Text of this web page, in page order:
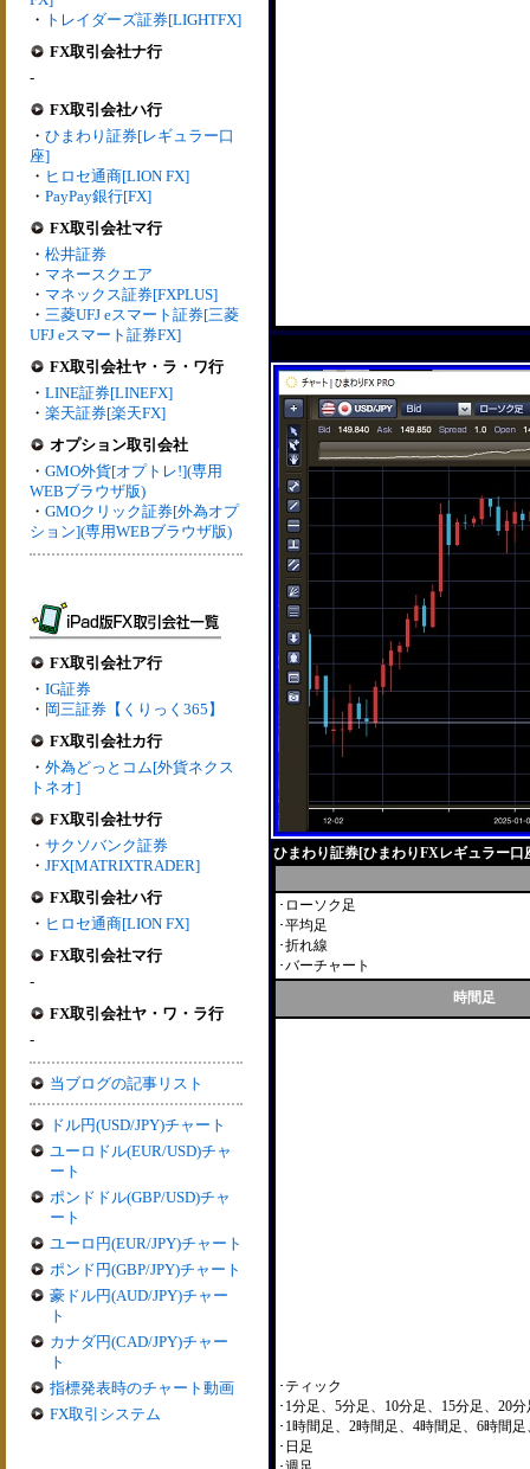
・ トレイダーズ証券[LIGHTFX]
FX取引会社ナ行
-
FX取引会社ハ行
・ ひまわり証券[レギュラー口
座]
・ ヒロセ通商[LION FX]
・ PayPay銀行[FX]
FX取引会社マ行
・ 松井証券
・ マネースクエア
・ マネックス証券[FXPLUS]
・ 三菱UFJ eスマート証券[三菱
UFJ eスマート証券FX]
FX取引会社ヤ・ラ・ワ行
・ LINE証券[LINEFX]
・ 楽天証券[楽天FX]
オプション取引会社
・ GMO外貨[オプトレ!](専用
WEBブラウザ版)
・ GMOクリック証券[外為オプ
ション](専用WEBブラウザ版)
FX取引会社ア行
・ IG証券
・ 岡三証券【くりっく365】
FX取引会社カ行
・ 外為どっとコム[外貨ネクス
トネオ]
FX取引会社サ行
・ サクソバンク証券
・ JFX[MATRIXTRADER]
FX取引会社ハ行
・ ヒロセ通商[LION FX]
FX取引会社マ行
-
FX取引会社ヤ・ワ・ラ行
-
当ブログの記事リスト
ドル円(USD/JPY)チャート
ユーロドル(EUR/USD)チャ
ート
ポンドドル(GBP/USD)チャ
ート
ユーロ円(EUR/JPY)チャート
ポンド円(GBP/JPY)チャート
豪ドル円(AUD/JPY)チャー
ト
カナダ円(CAD/JPY)チャー
ト
指標発表時のチャート動画
FX取引システム
ひまわり証券[ひまわりFXレギュラー
･ローソク足
･平均足
･折れ線
･バーチャート
時間足
･ティック
･1分足、5分足、10分足、15分足、20
･1時間足、2時間足、4時間足、6時間
･日足